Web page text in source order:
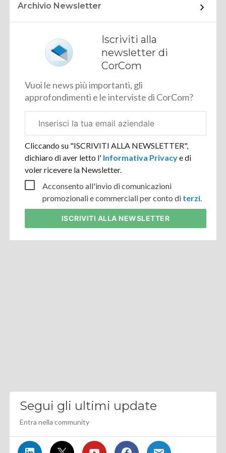
Archivio Newsletter
Iscriviti alla
newsletter di
CorCom
Vuoi le news più importanti, gli
approfondimenti e le interviste di CorCom?
aziendale
Cliccando su "ISCRIVITI ALLA NEWSLETTER",
dichiaro di aver letto l' Informativa Privacye di
voler ricevere la Newsletter.
Acconsento all'invio di comunicazioni
promozionali e commerciali per conto di terzi.
ISCRIVITI ALLA NEWSLETTER
Segui gli ultimi update
Entra nella community